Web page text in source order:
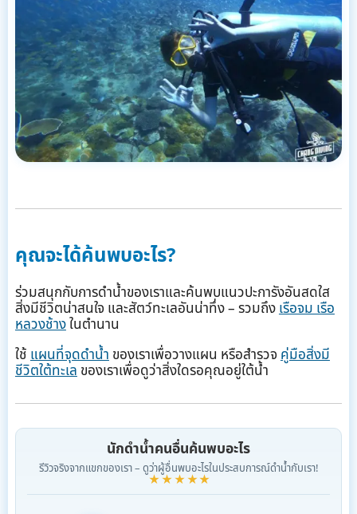
คุณจะได้ค้นพบอะไร?
ร่วมสนุกกับการดำน้ำของเราและค้นพบแนวปะการังอันสดใส
สิ่งมีชีวิตน่าสนใจ และสัตว์ทะเลอันน่าทึ่ง – รวมถึงเรือจม เรือ
หลวงช้างในตำนาน
ใช้แผนที่จุดดำน้ำของเราเพื่อวางแผน หรือสำรวจคู่มือสิ่งมี
ชีวิตใต้ทะเลของเราเพื่อดูว่าสิ่งใดรอคุณอยู่ใต้น้ำ
นักดำน้ำคนอื่นค้นพบอะไร
รีวิวจริงจากแขกของเรา – ดูว่าผู้อื่นพบอะไรในประสบการณ์ดำน้ำกับเรา!
★★★★★